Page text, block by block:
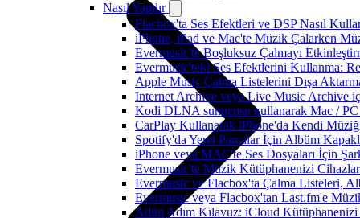
Nasıl Yapılır
Flacbox'ta Ses Efektleri ve DSP Nasıl
iPhone, iPad ve Mac'te Müzik Çalarken
Evermusic'te Boşluksuz Çalmayı
Evermusic'teki Ses Efektlerini Kullanma:
Apple Music Çalma Listelerini Dışa
Internet Archive veya Live Music Archive
Kodi DLNA sunucusu kullanarak Mac / PC
CarPlay Kullanarak iPhone'da Kendi
Spotify'da Yerel Parçalar İçin Albüm
iPhone veya MAC'te Ses Dosyaları İçin
Evermusic'te Müzik Kütüphanenizi Cihazlar
Evermusic ve Flacbox'ta Çalma Listeleri,
Evermusic veya Flacbox'tan Last.fm'e
Adım Adım Kılavuz: iCloud